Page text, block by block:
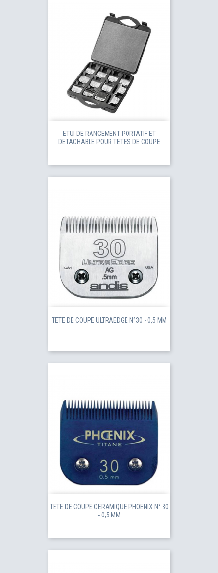
ETUI DE RANGEMENT PORTATIF ET
DETACHABLE POUR TETES DE COUPE
TETE DE COUPE ULTRAEDGE N°30 - 0,5 MM
TETE DE COUPE CERAMIQUE PHOENIX N° 30
- 0,5 MM